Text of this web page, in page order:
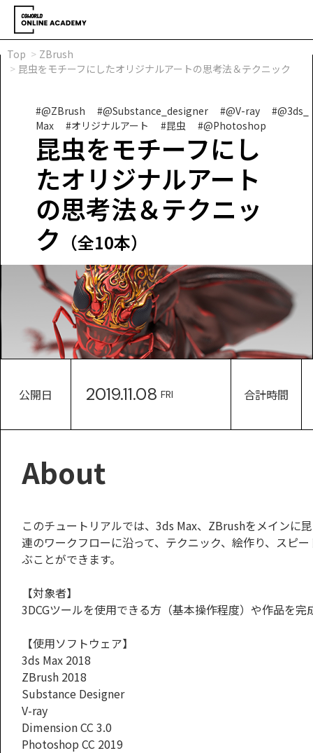
Top
ZBrush
昆虫をモチーフにしたオリジナルアートの思考法＆テクニック
#@ZBrush #@Substance_designer #@V-ray
#@3ds_
Max
#オリジナルアート #昆虫 #@Photoshop
昆虫をモチーフにし
たオリジナルアート
の思考法＆テクニッ
ク （全10本）
公開日 2019.11.08 FRI 合計時間
About
このチュートリアルでは、3ds Max、ZBrushをメインに
連のワークフローに沿って、テクニック、絵作り、スピ
ぶことができます。
【対象者】
3DCGツールを使用できる方（基本操作程度）や作品を完
【使用ソフトウェア】
3ds Max 2018
ZBrush 2018
Substance Designer
V-ray
Dimension CC 3.0
Photoshop CC 2019